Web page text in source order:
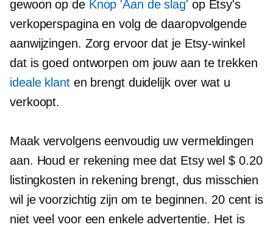
gewoon op de Knop 'Aan de slag' op Etsy's
verkoperspagina en volg de daaropvolgende
aanwijzingen. Zorg ervoor dat je Etsy-winkel
dat isgoed ontworpen om jouw aan te trekken
ideale klanten brengt duidelijk over wat u
verkoopt.
Maak vervolgens eenvoudig uw vermeldingen
aan. Houd er rekening mee dat Etsy wel $ 0.20
listingkosten in rekening brengt, dus misschien
wil je voorzichtig zijn om te beginnen. 20 cent is
niet veel voor een enkele advertentie. Het is